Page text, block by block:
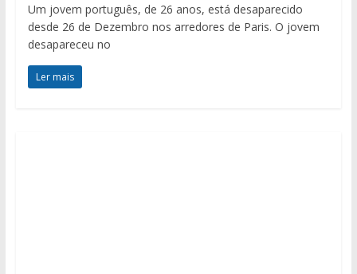
Um jovem português, de 26 anos, está desaparecido
desde 26 de Dezembro nos arredores de Paris. O jovem
desapareceu no
Ler mais